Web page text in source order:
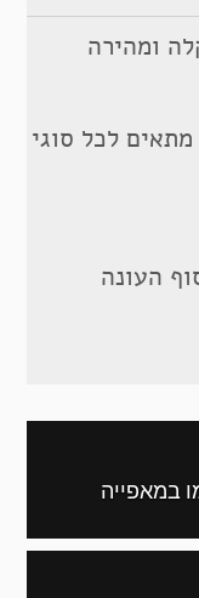
ומהירה
לכל סוגי
העונה
במאפייה